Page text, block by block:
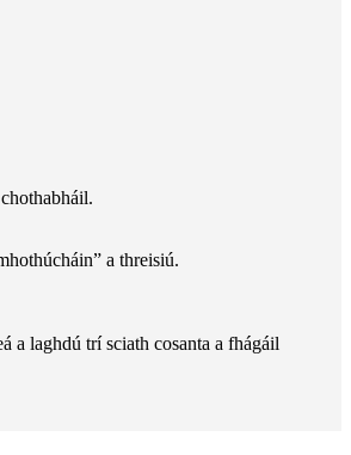
a threisiú.
a laghdú trí sciath cosanta a fhágáil